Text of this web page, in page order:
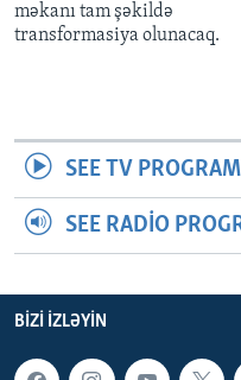
məkanı tam şəkildə
transformasiya olunacaq.
SEE TV
SEE RADIO
BIZI IZLƏYIN